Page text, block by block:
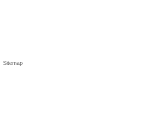
Sitemap